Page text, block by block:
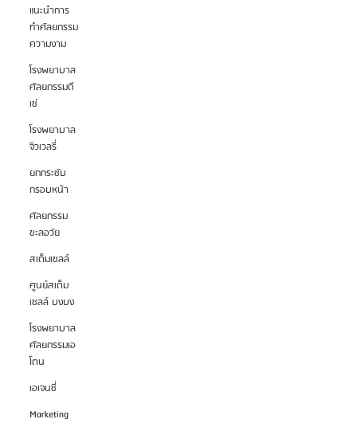
แนะนำการ
ทำศัลยกรรม
ความงาม
โรงพยาบาล
ศัลยกรรมดี
เซ่
โรงพยาบาล
จิวเวลรี่
ยกกระชับ
กรอบหน้า
ศัลยกรรม
ชะลอวัย
สเต็มเซลล์
ศูนย์สเต็ม
เซลล์ บงบง
โรงพยาบาล
ศัลยกรรมเอ
โตน
เอเจนซี่
Marketing